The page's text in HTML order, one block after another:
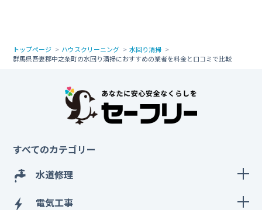
トップページ ハウスクリーニング
水回り清掃
群馬県吾妻郡中之条町の水回り清掃におすすめの業者を料金と口コミで比較
すべてのカテゴリー
水道修理
電気工事